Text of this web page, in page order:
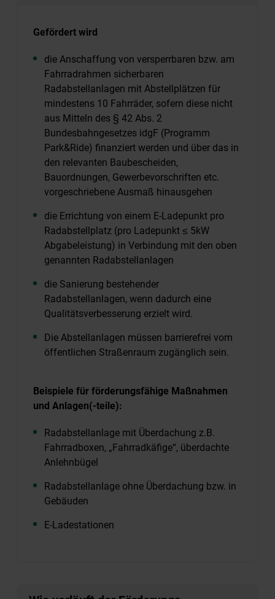
Gefördert wird
die Anschaffung von versperrbaren bzw. am
Fahrradrahmen sicherbaren
Radabstellanlagen mit Abstellplätzen für
mindestens 10 Fahrräder, sofern diese nicht
aus Mitteln des § 42 Abs. 2
Bundesbahngesetzes idgF (Programm
Park&Ride) finanziert werden und über das in
den relevanten Baubescheiden,
Bauordnungen, Gewerbevorschriften etc.
vorgeschriebene Ausmaß hinausgehen
die Errichtung von einem E-Ladepunkt pro
Radabstellplatz (pro Ladepunkt ≤ 5kW
Abgabeleistung) in Verbindung mit den oben
genannten Radabstellanlagen
die Sanierung bestehender
Radabstellanlagen, wenn dadurch eine
Qualitätsverbesserung erzielt wird.
Die Abstellanlagen müssen barrierefrei vom
öffentlichen Straßenraum zugänglich sein.
Beispiele für förderungsfähige Maßnahmen
und Anlagen(-teile):
Radabstellanlage mit Überdachung z.B.
Fahrradboxen, „Fahrradkäfige“, überdachte
Anlehnbügel
Radabstellanlage ohne Überdachung bzw. in
Gebäuden
E-Ladestationen